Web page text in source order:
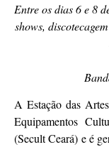
Entre os dias 6 e 8
shows,
A Estação das
Equipamentos
(Secult Ceará) e é